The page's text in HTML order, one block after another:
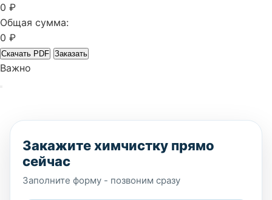
0 ₽
Общая сумма:
0 ₽
Скачать PDF Заказать
Важно
Закажите химчистку прямо
сейчас
Заполните форму - позвоним сразу